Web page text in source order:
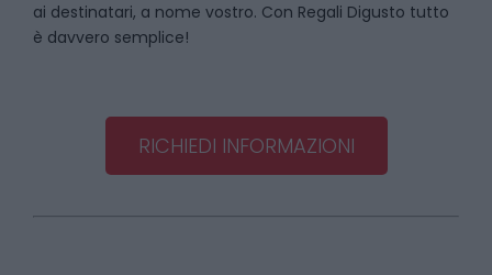
ai destinatari, a nome vostro. Con Regali Digusto tutto
è davvero semplice!
RICHIEDI INFORMAZIONI